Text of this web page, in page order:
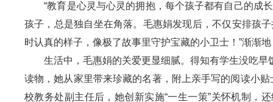
“教育是心灵与心灵的拥抱，每个孩子都有自己的成长
孩子，总是独自坐在角落。毛惠娟发现后，不仅安排孩
时认真的样子，像极了故事里守护宝藏的小卫士！”渐渐
生活中，毛惠娟的关爱更显细腻。得知有学生没吃早
读物，她从家里带来珍藏的名著，附上亲手写的阅读小
校教务处副主任后，她创新实施“一生一策”关怀机制，